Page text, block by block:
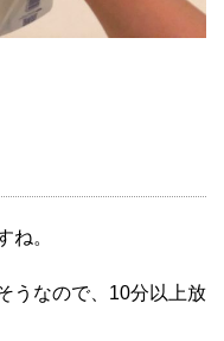
ね。
うなので、10分以上放